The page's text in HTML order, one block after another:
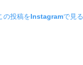
の投稿をInstagramで見る